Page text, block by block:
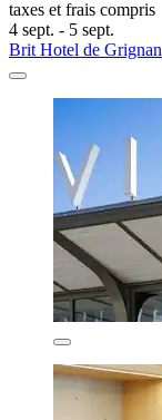
taxes et frais compris
4 sept. - 5 sept.
Brit Hotel de Grignan